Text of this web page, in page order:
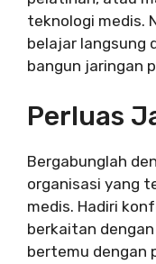
teknologi medis.
belajar langsung
bangun jaringan
Perluas
Bergabunglah
organisasi yang
medis. Hadiri
berkaitan
bertemu dengan